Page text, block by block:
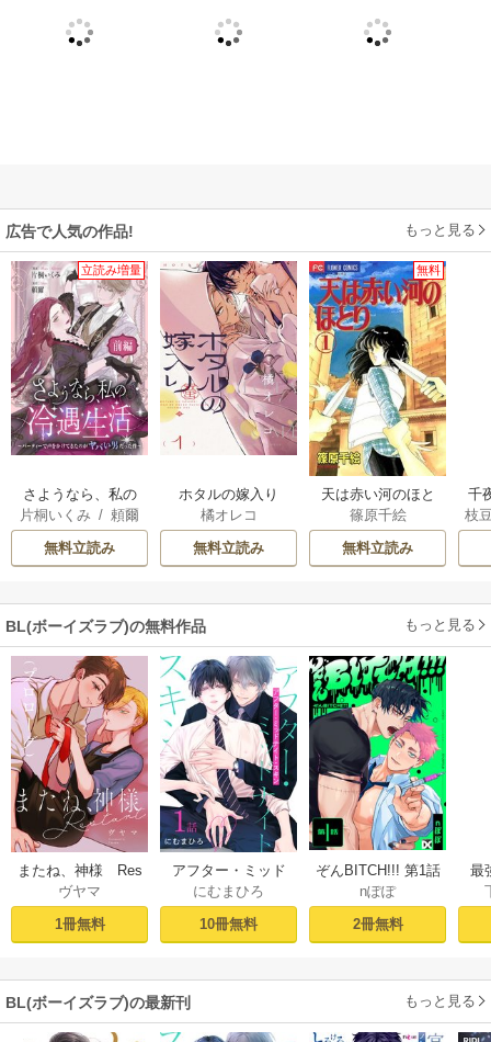
広告で人気の作品! もっと見る
立読み増量
さようなら、私の
冷遇生活 ～パーテ
ィーで声をかけて
きたのがヤバい男
片桐いくみ / 頼爾
無料立読み
ホタルの嫁入り
橘オレコ
無料立読み
無料
天は赤い河のほと
り
篠原千絵
無料立読み
千
国
枝
BL(ボーイズラブ)の無料作品 もっと見る
またね、神様 Res
tart［ばら売り］
プロローグ
ヴヤマ
1冊無料
アフター・ミッド
ナイト・スキン
［ばら売り］ 第1話
にむまひろ
10冊無料
ぞんBITCH!!! 第1話
nぽぽ
2冊無料
最
BL(ボーイズラブ)の最新刊 もっと見る